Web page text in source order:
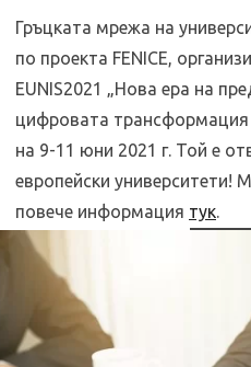
Гръцката мрежа на
по проекта FENICE,
EUNIS2021 „Нова ера на
цифровата
на 9-11 юни 2021 г. Той е
европейски университети!
повече информация тук